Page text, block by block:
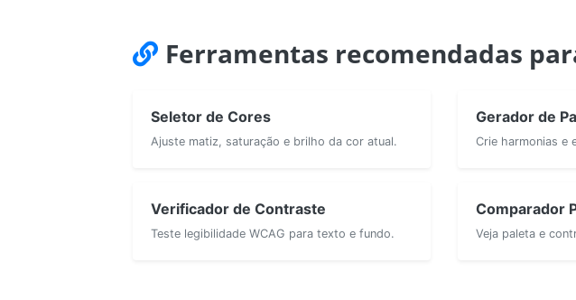
Ferramentas recomendadas
Seletor de Cores
Ajuste matiz, saturação e brilho da cor atual.
Gerador de
Crie harmonias e
Verificador de Contraste
Teste legibilidade WCAG para texto e fundo.
Comparador
Veja paleta e